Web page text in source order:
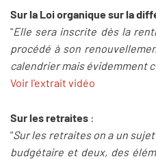
Sur la Loi organique sur la
"Elle sera inscrite dès la
procédé à son
calendrier mais évidemment
Voir l'extrait vidéo
Sur les retraites :
"Sur les retraites on a un
budgétaire et deux, des